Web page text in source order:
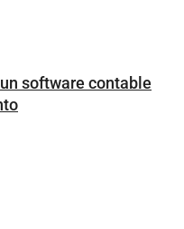
software contable